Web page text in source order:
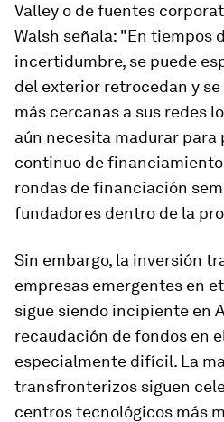
Valley o de fuentes
Walsh señala: "En tiempos
incertidumbre, se puede
del exterior retrocedan y
más cercanas a sus redes
aún necesita madurar
continuo de
rondas de financiación
fundadores dentro de la
Sin embargo, la inversión
empresas emergentes en
sigue siendo incipiente en
recaudación de fondos en
especialmente difícil. La
transfronterizos siguen
centros tecnológicos más